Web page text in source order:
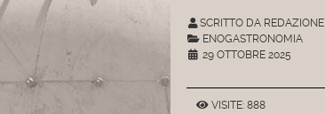
SCRITTO DA REDAZIONE
ENOGASTRONOMIA
29 OTTOBRE 2025
VISITE: 888